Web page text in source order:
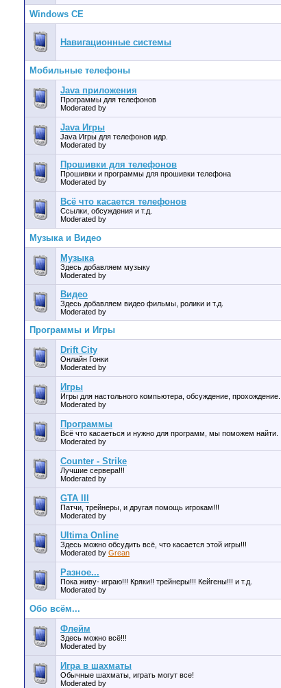
Windows CE
Навигационные системы
Мобильные телефоны
Java приложения
Программы для телефонов
Moderated by
Java Игры
Java Игры для телефонов идр.
Moderated by
Прошивки для телефонов
Прошивки и программы для прошивки телефона
Moderated by
Всё что касается телефонов
Ссылки, обсуждения и т.д.
Moderated by
Музыка и Видео
Музыка
Здесь добавляем музыку
Moderated by
Видео
Здесь добавляем видео фильмы, ролики и т.д.
Moderated by
Программы и Игры
Drift City
Онлайн Гонки
Moderated by
Игры
Игры для настольного компьютера, обсуждение, прохождение...
Moderated by
Программы
Всё что касаеться и нужно для программ, мы поможем найти.
Moderated by
Counter - Strike
Лучшие сервера!!!
Moderated by
GTA III
Патчи, трейнеры, и другая помощь игрокам!!!
Moderated by
Ultima Online
Здесь можно обсудить всё, что касается этой игры!!!
Moderated by Grean
Разное...
Пока живу- играю!!! Кряки!! трейнеры!!! Кейгены!!! и т.д.
Moderated by
Обо всём...
Флейм
Здесь можно всё!!!
Moderated by
Игра в шахматы
Обычные шахматы, играть могут все!
Moderated by